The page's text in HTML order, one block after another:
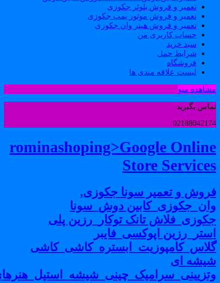
تعمیر و فروش بلوئر جکوزی
تعمیر و فروش موتور پمپ جکوزی
تعمیر و فروش هیتر وان جکوزی
حساب کاربری من
سبد خرید
شرایط حمل
فروشگاه
لیست علاقه مندی ها
منو
بگیرید
rominashoping>Google
Store
و تعمیر سونا جکوزی,
دوش_سونا
تانک توکار_رزین پلی
اپوکسی_فایبر
ای